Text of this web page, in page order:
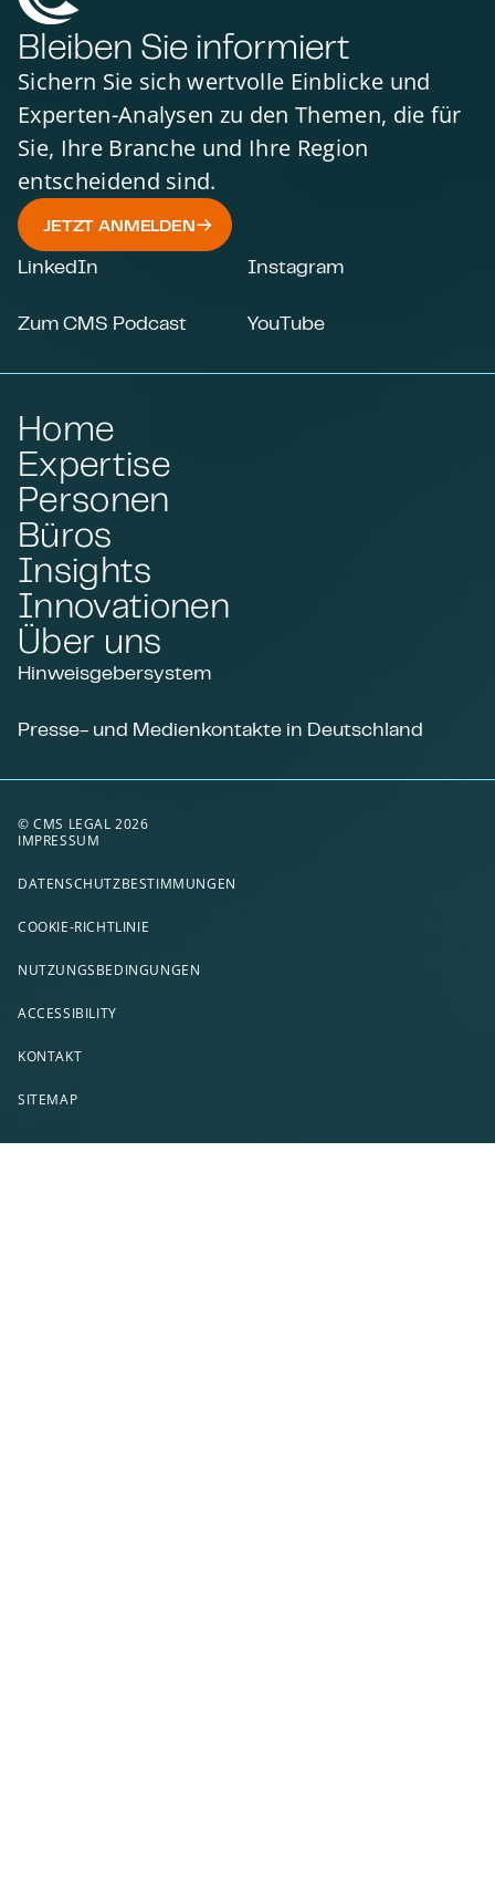
Bleiben Sie informiert
Sichern Sie sich wertvolle Einblicke und
Experten-Analysen zu den Themen, die für
Sie, Ihre Branche und Ihre Region
entscheidend sind.
JETZT ANMELDEN
LinkedIn Instagram
Zum CMS Podcast YouTube
Home
Expertise
Personen
Büros
Insights
Innovationen
Über uns
Hinweisgebersystem
Presse- und Medienkontakte in Deutschland
© CMS LEGAL 2026
IMPRESSUM
DATENSCHUTZBESTIMMUNGEN
COOKIE-RICHTLINIE
NUTZUNGSBEDINGUNGEN
ACCESSIBILITY
KONTAKT
SITEMAP